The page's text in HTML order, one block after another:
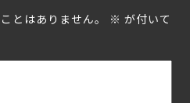
とはありません。 ※ が付いて